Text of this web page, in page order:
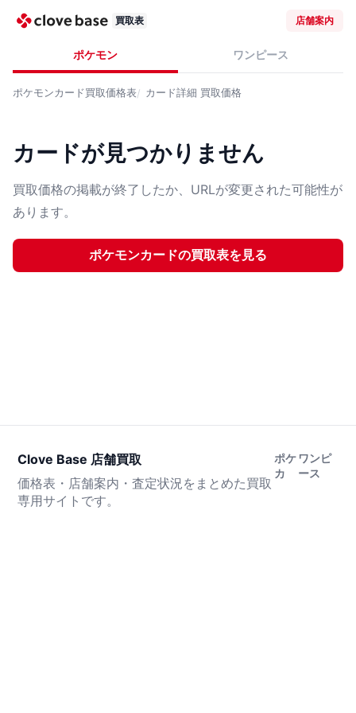
買取表 店舗案内
ポケモン ワンピース
ポケモンカード買取価格表 カード詳細 買取価格
カードが見つかりません
買取価格の掲載が終了したか、URLが変更された可能性が
あります。
ポケモンカードの買取表を見る
Clove Base 店舗買取
価格表・店舗案内・査定状況をまとめた買取
専用サイトです。
ポケ
カ
ワンピ
ース